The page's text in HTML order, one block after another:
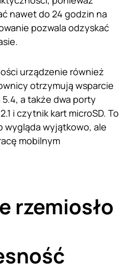
nawet do 24 godzin na
pozwala odzyskać
urządzenie również
otrzymują wsparcie
a także dwa porty
i czytnik kart microSD. To
wygląda wyjątkowo, ale
mobilnym
rzemiosło